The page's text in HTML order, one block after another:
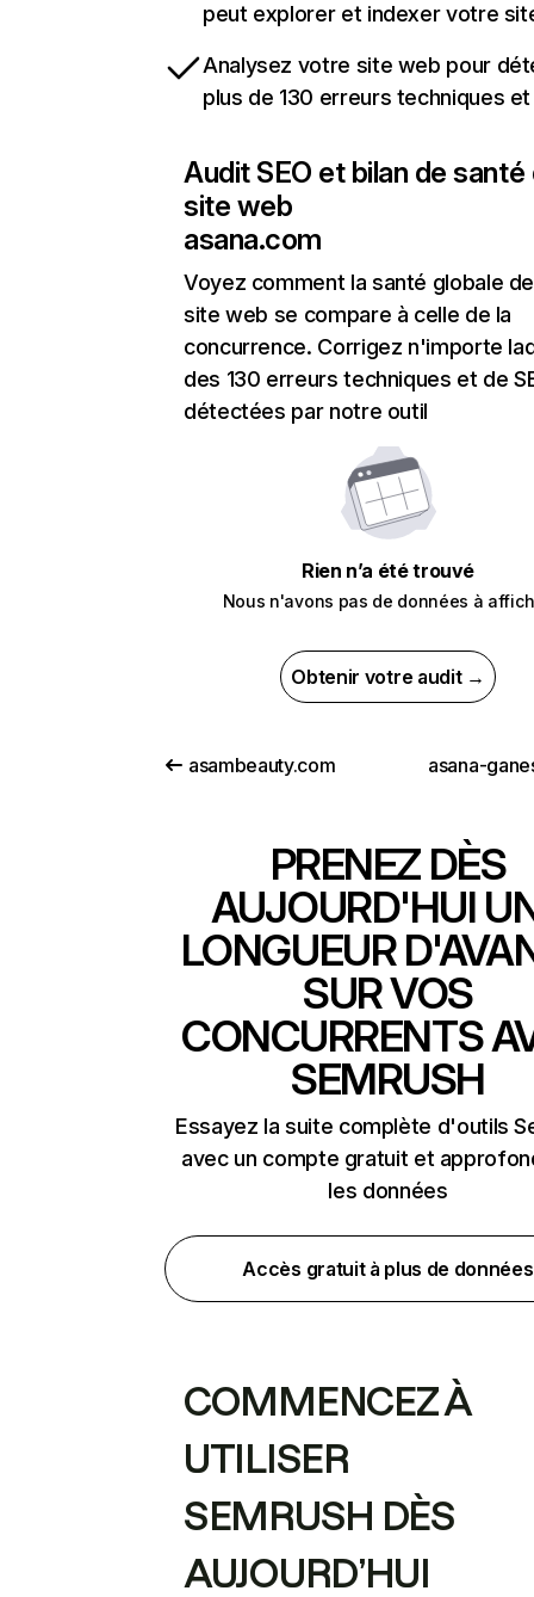
peut explorer et indexer votre
Analysez votre site web pour
plus de 130 erreurs techniques et
Audit SEO et bilan de santé
site web
asana.com
Voyez comment la santé globale
site web se compare à celle de la
concurrence. Corrigez n'importe
des 130 erreurs techniques et de
détectées par notre outil
Rien n’a été trouvé
Nous n'avons pas de données à
Obtenir votre audit →
asambeauty.com asana-
PRENEZ DÈS
AUJOURD'HUI
LONGUEUR
SUR VOS
CONCURRENTS
SEMRUSH
Essayez la suite complète d'outils
avec un compte gratuit et
les données
Accès gratuit à plus de données
COMMENCEZ À
UTILISER
SEMRUSH DÈS
AUJOURD’HUI